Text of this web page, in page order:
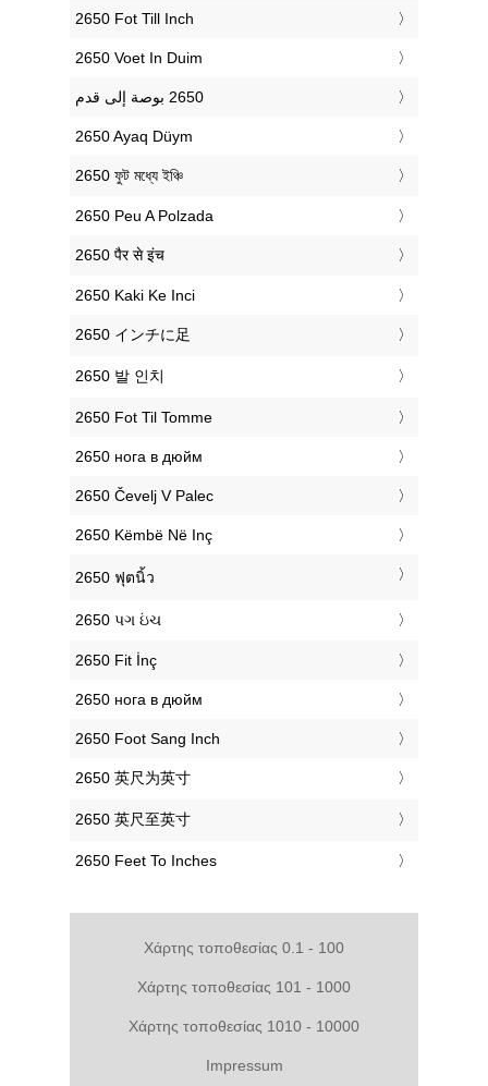
‎2650 Fot Till Inch
‎2650 Voet In Duim
‎2650 Ayaq Düym
‎2650 ফুট মধ্যে ইঞ্চি
‎2650 Peu A Polzada
‎2650 पैर से इंच
‎2650 Kaki Ke Inci
‎2650 インチに足
‎2650 발 인치
‎2650 Fot Til Tomme
‎2650 нога в дюйм
‎2650 Čevelj V Palec
‎2650 Këmbë Në Inç
‎2650 ฟุตนิ้ว
‎2650 પગ ઇંચ
‎2650 Fit İnç
‎2650 нога в дюйм
‎2650 Foot Sang Inch
‎2650 英尺为英寸
‎2650 英尺至英寸
‎2650 Feet To Inches
Χάρτης τοποθεσίας 0.1 - 100
Χάρτης τοποθεσίας 101 - 1000
Χάρτης τοποθεσίας 1010 - 10000
Impressum